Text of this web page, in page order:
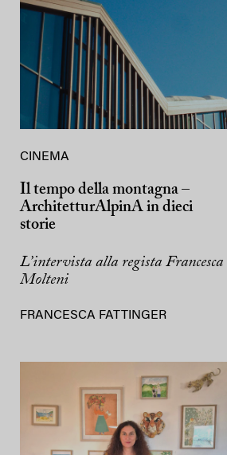
CINEMA
Il tempo della montagna –
ArchitetturAlpinA in dieci
storie
L’intervista alla regista Francesca
Molteni
FRANCESCA FATTINGER